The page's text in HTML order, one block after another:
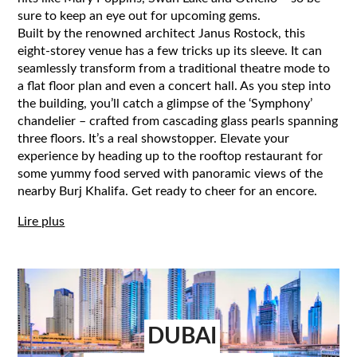
sure to keep an eye out for upcoming gems.
Built by the renowned architect Janus Rostock, this
eight-storey venue has a few tricks up its sleeve. It can
seamlessly transform from a traditional theatre mode to
a flat floor plan and even a concert hall. As you step into
the building, you’ll catch a glimpse of the ‘Symphony’
chandelier – crafted from cascading glass pearls spanning
three floors. It’s a real showstopper. Elevate your
experience by heading up to the rooftop restaurant for
some yummy food served with panoramic views of the
nearby Burj Khalifa. Get ready to cheer for an encore.
Lire plus
DUBAI